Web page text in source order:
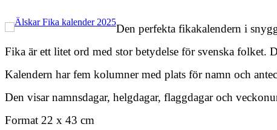
Den perfekta fikakalendern i
Fika är ett litet ord med stor betydelse för svenska
Kalendern har fem kolumner med plats för namn och
Den visar namnsdagar, helgdagar, flaggdagar och
Format 22 x 43 cm